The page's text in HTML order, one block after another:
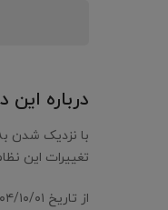
درباره این
با نزدیک شدن
تغییرات این
از تاریخ ۱۴۰۴/۱۰/۰۱، صدور فاکتور کاغذی متوقف شده و ارائه فاکتور الکترونیکی برای تمامی مؤدیان الزامی می‌شود.